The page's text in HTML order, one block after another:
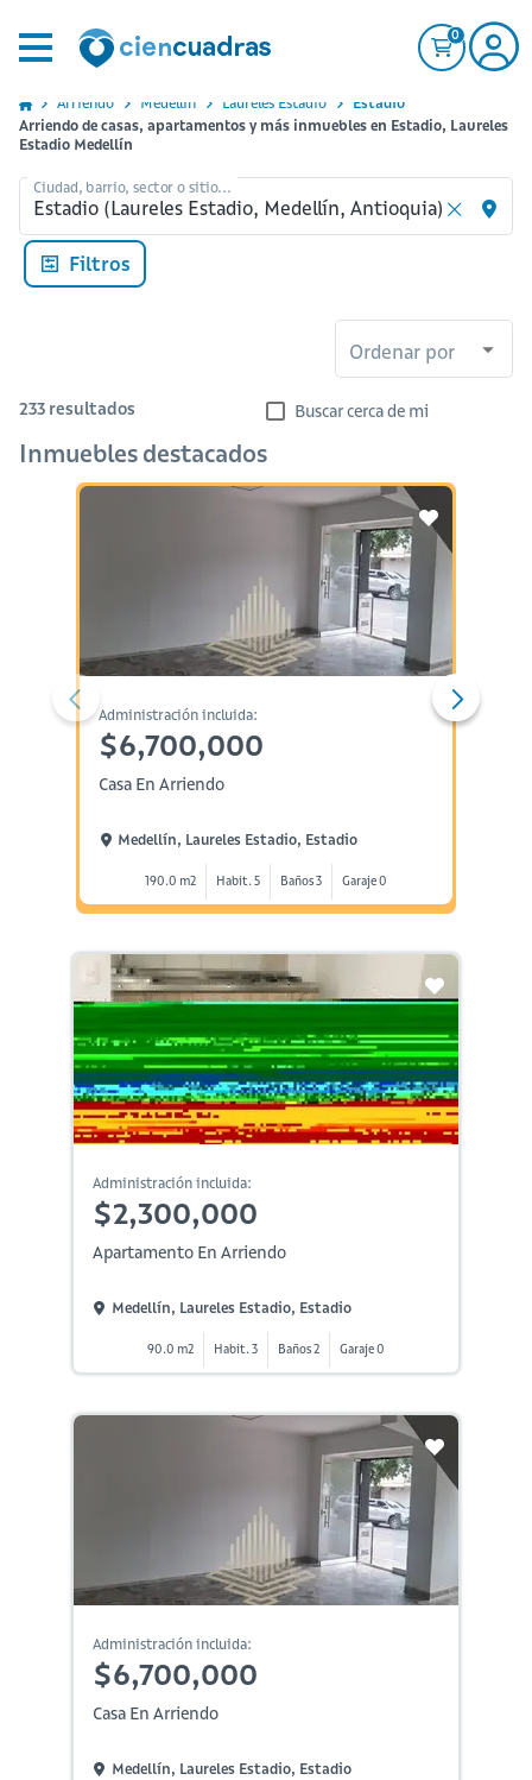
0
Arriendo Medellin Laureles Estadio
Estadio
Arriendo de casas, apartamentos y más inmuebles en Estadio, Laureles
Estadio Medellín
Ciudad, barrio, sector o sitio...
Filtros
Ordenar por
233 resultados Buscar cerca de mi
Inmuebles destacados
Administración incluida:
$6,700,000
Casa En Arriendo
Medellín, Laureles Estadio, Estadio
190.0 m2 Habit. 5 Baños 3 Garaje 0
Administración incluida:
$2,300,000
Apartamento En Arriendo
Medellín, Laureles Estadio, Estadio
90.0 m2 Habit. 3 Baños 2 Garaje 0
Administración incluida:
$6,700,000
Casa En Arriendo
Medellín, Laureles Estadio, Estadio